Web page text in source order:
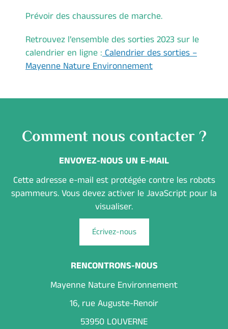
Prévoir des chaussures de marche.
Retrouvez l’ensemble des sorties 2023 sur le
calendrier en ligne :Calendrier des sorties –
Mayenne Nature Environnement
Comment nous contacter ?
ENVOYEZ-NOUS UN E-MAIL
Cette adresse e-mail est protégée contre les robots
spammeurs. Vous devez activer le JavaScript pour la
visualiser.
Écrivez-nous
RENCONTRONS-NOUS
Mayenne Nature Environnement
16, rue Auguste-Renoir
53950 LOUVERNE